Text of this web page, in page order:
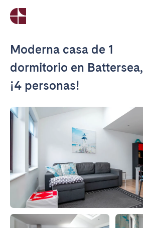
Moderna casa de 1
dormitorio en Battersea,
¡4 personas!